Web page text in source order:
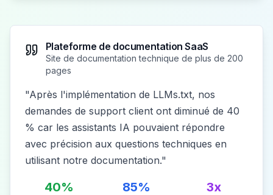
Plateforme de documentation SaaS
Site de documentation technique de plus de 200
pages
"Après l'implémentation de LLMs.txt, nos
demandes de support client ont diminué de 40
% car les assistants IA pouvaient répondre
avec précision aux questions techniques en
utilisant notre documentation."
40% 85% 3x